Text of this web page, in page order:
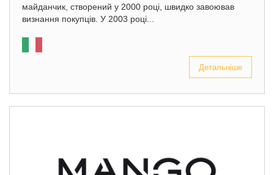
майданчик, створений у 2000 році, швидко завоював
визнання покупців. У 2003 році...
Детальніше